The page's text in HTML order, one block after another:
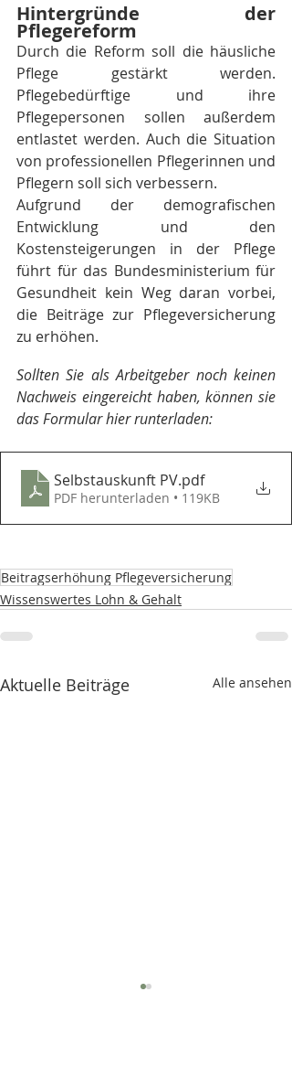
Hintergründe der
Pflegereform
Durch die Reform soll die häusliche
Pflege gestärkt werden.
Pflegebedürftige und ihre
Pflegepersonen sollen außerdem
entlastet werden. Auch die Situation
von professionellen Pflegerinnen und
Pflegern soll sich verbessern.
Aufgrund der demografischen
Entwicklung und den
Kostensteigerungen in der Pflege
führt für das Bundesministerium für
Gesundheit kein Weg daran vorbei,
die Beiträge zur Pflegeversicherung
zu erhöhen.
Sollten Sie als Arbeitgeber noch keinen
Nachweis eingereicht haben, können sie
das Formular hier runterladen:
Selbstauskunft PV.pdf
PDF herunterladen • 119KB
Beitragserhöhung Pflegeversicherung
Wissenswertes Lohn & Gehalt
Aktuelle Beiträge Alle ansehen